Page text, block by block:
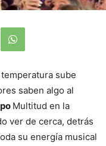
sube
saben algo al
Multitud en la
ver de cerca, detrás
su energía musical